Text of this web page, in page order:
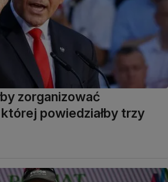
zorganizować
powiedziałby trzy